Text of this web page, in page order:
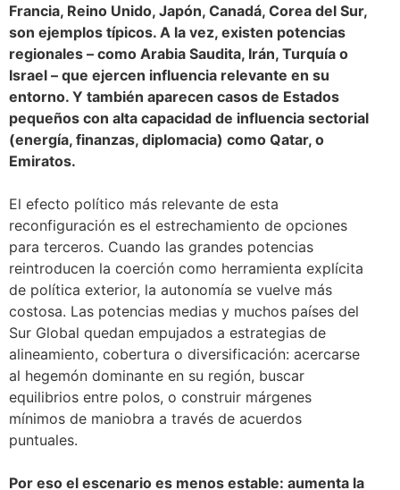
Francia, Reino Unido, Japón, Canadá, Corea del Sur,
son ejemplos típicos. A la vez, existen potencias
regionales – como Arabia Saudita, Irán, Turquía o
Israel – que ejercen influencia relevante en su
entorno. Y también aparecen casos de Estados
pequeños con alta capacidad de influencia sectorial
(energía, finanzas, diplomacia) como Qatar, o
Emiratos.
El efecto político más relevante de esta
reconfiguración es el estrechamiento de opciones
para terceros. Cuando las grandes potencias
reintroducen la coerción como herramienta explícita
de política exterior, la autonomía se vuelve más
costosa. Las potencias medias y muchos países del
Sur Global quedan empujados a estrategias de
alineamiento, cobertura o diversificación: acercarse
al hegemón dominante en su región, buscar
equilibrios entre polos, o construir márgenes
mínimos de maniobra a través de acuerdos
puntuales.
Por eso el escenario es menos estable: aumenta la